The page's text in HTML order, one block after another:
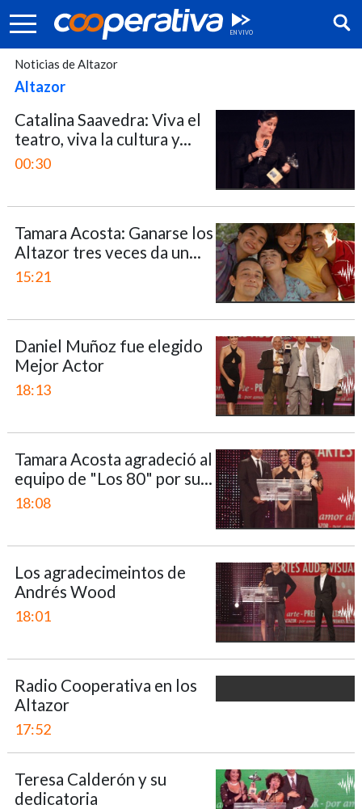
Noticias de Altazor
Altazor
Catalina Saavedra: Viva el
teatro, viva la cultura y...
00:30
Tamara Acosta: Ganarse los
Altazor tres veces da un...
15:21
Daniel Muñoz fue elegido
Mejor Actor
18:13
Tamara Acosta agradeció al
equipo de "Los 80" por su...
18:08
Los agradecimeintos de
Andrés Wood
18:01
Radio Cooperativa en los
Altazor
17:52
Teresa Calderón y su
dedicatoria